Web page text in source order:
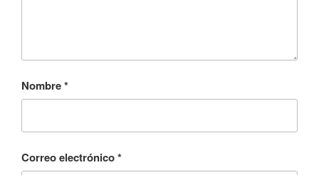
Nombre*
Correo electrónico*